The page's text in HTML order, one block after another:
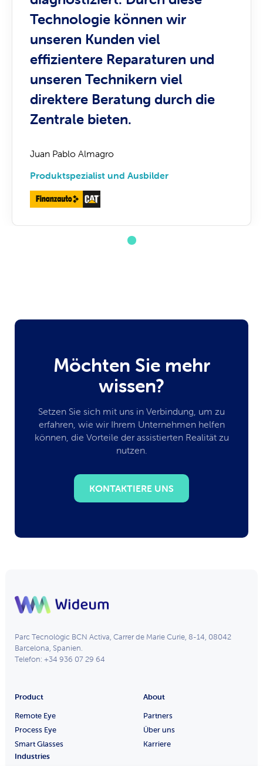
Technologie können wir
unseren Kunden viel
effizientere Reparaturen und
unseren Technikern viel
direktere Beratung durch die
Zentrale bieten.
Juan Pablo Almagro
Produktspezialist und Ausbilder
Möchten Sie mehr
wissen?
Setzen Sie sich mit uns in Verbindung, um zu
erfahren, wie wir Ihrem Unternehmen helfen
können, die Vorteile der assistierten Realität zu
nutzen.
KONTAKTIERE UNS
Parc Tecnològic BCN Activa, Carrer de Marie Curie, 8-14, 08042
Barcelona, Spanien.
Telefon: +34 936 07 29 64
Product
Remote Eye
Process Eye
Smart Glasses
Industries
About
Partners
Über uns
Karriere